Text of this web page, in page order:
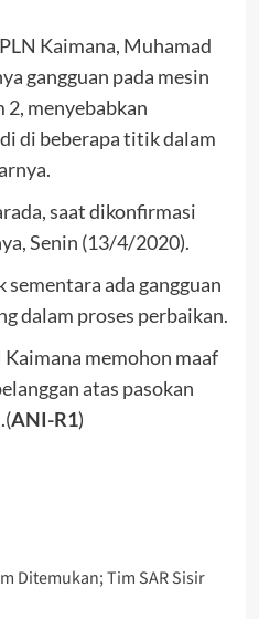
Kaimana, Muhamad
gangguan pada mesin
menyebabkan
di beberapa titik dalam
saat dikonfirmasi
Senin (13/4/2020).
ada gangguan
dalam proses perbaikan.
memohon maaf
atas pasokan
ANI-R1)
Ditemukan; Tim SAR Sisir